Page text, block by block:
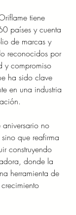
tiene
países y cuenta
de marcas y
reconocidos por
y compromiso
ha sido clave
en una industria
aniversario no
que reafirma
construyendo
donde la
herramienta de